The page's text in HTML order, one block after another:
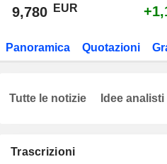
9,780 EUR
Panoramica Quotazioni
Trascrizioni
Tutte le notizie Idee analisti